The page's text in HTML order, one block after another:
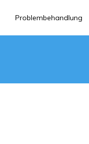
Problembehandlung